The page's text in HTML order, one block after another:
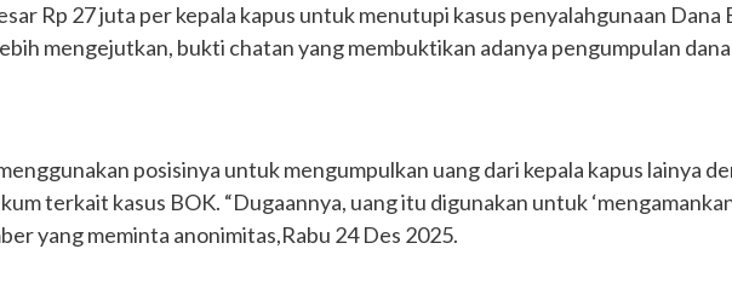
Rp 27 juta per kepala kapus untuk menutupi kasus penyalahgunaan
mengejutkan, bukti chatan yang membuktikan adanya pengumpulan
posisinya untuk mengumpulkan uang dari kepala kapus lainya
terkait kasus BOK. “Dugaannya, uang itu digunakan untuk
yang meminta anonimitas,Rabu 24 Des 2025.